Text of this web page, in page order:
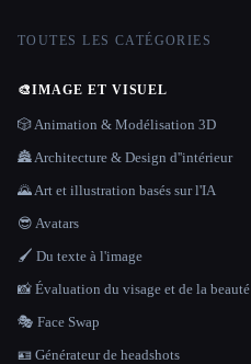
TOUTES LES CATÉGORIES
🎨IMAGE ET VISUEL
🎲 Animation & Modélisation 3D
🏯 Architecture & Design d''intérieur
🌄 Art et illustration basés sur l'IA
😎 Avatars
🖌️ Du texte à l'image
📸 Évaluation du visage et de la beauté
🎭 Face Swap
🪪 Générateur de headshots